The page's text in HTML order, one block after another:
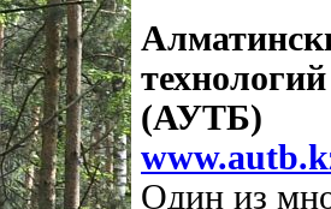
(АУТБ)
Один из